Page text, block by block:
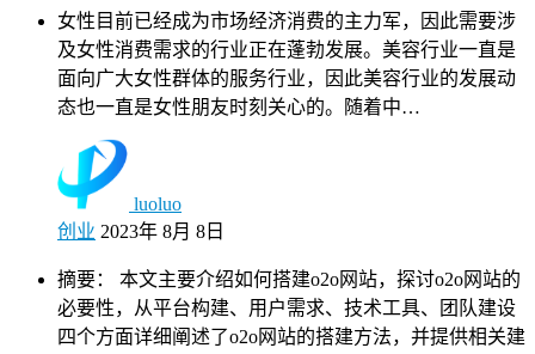
女性目前已经成为市场经济消费的主力军，因此需要涉
及女性消费需求的行业正在蓬勃发展。美容行业一直是
面向广大女性群体的服务行业，因此美容行业的发展动
态也一直是女性朋友时刻关心的。随着中…
luoluo
创业 2023年 8月 8日
摘要： 本文主要介绍如何搭建o2o网站，探讨o2o网站的
必要性，从平台构建、用户需求、技术工具、团队建设
四个方面详细阐述了o2o网站的搭建方法，并提供相关建